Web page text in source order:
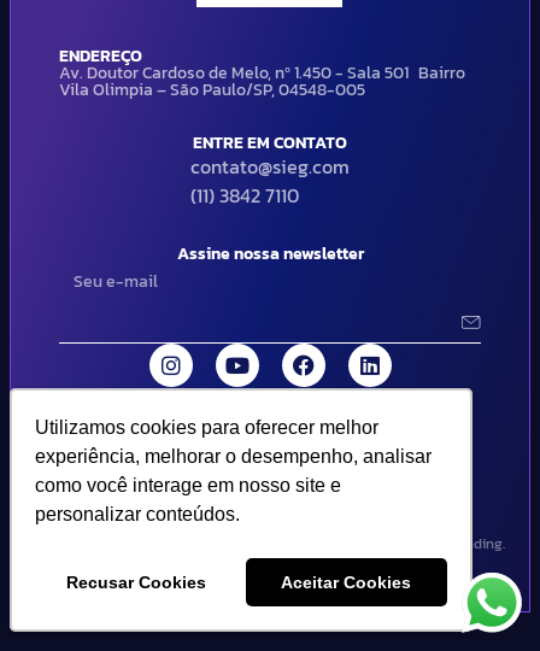
Utilizamos cookies para oferecer melhor
experiência, melhorar o desempenho, analisar
como você interage em nosso site e
personalizar conteúdos.
Recusar Cookies Aceitar Cookies
Utilizamos cookies para oferecer melhor
experiência, melhorar o desempenho, analisar
como você interage em nosso site e
personalizar conteúdos.
Recusar Cookies Aceitar Cookies
ENDEREÇO
Av. Doutor Cardoso de Melo, nº 1.450 - Sala 501 Bairro
Vila Olimpia – São Paulo/SP, 04548-005
ENTRE EM CONTATO
contato@sieg.com
(11) 3842 7110
Assine nossa newsletter
© 2024 SIEG Soluções Fiscais Estratégicas. Todos os direitos
reservados | Termos de uso e política de privacidade..
Design por Empória Branding.